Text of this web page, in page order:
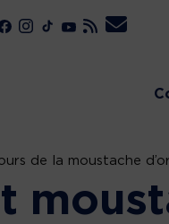
de la moustache